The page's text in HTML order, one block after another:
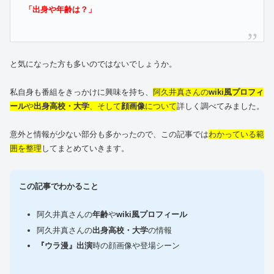
「出身や年齢は？」
と気になった方も多いのではないでしょうか。
私自身も番組をきっかけに興味を持ち、 阿久井真さんのwiki風プロフィ
ールや出身高校・大学 、そして顔画像について詳しく調べてみました。
意外と情報が少ない部分も多かったので、この記事ではわかっている範
囲を整理 してまとめていきます。
この記事でわかること
阿久井真さんの年齢やwiki風プロフィール
阿久井真さんの出身高校・大学の情報
『ウラ漫』出演時の顔画像や登場シーン